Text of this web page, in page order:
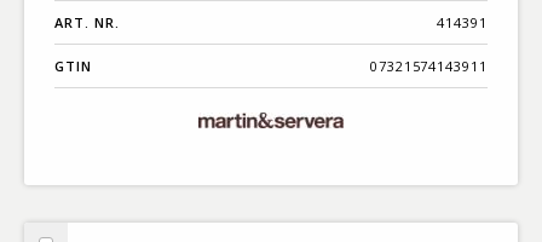
ART. NR. 414391
GTIN 07321574143911